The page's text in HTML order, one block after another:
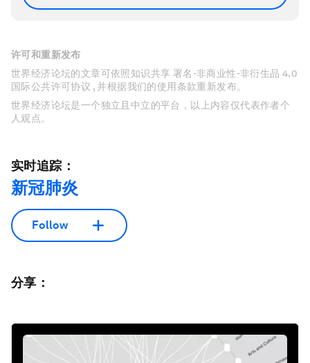
许可和重新发布
世界经济论坛的文章可依照知识共享 署名-非商业性-非衍生品 4.0
国际公共许可协议 , 并根据我们的使用条款重新发布。
世界经济论坛是一个独立且中立的平台，以上内容仅代表作者个
人观点。
实时追踪：
新冠肺炎
Follow
分享：